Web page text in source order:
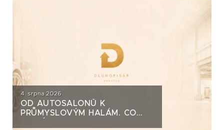
4. srpna 2026
OD AUTOSALONŮ K
PRŮMYSLOVÝM HALÁM. CO